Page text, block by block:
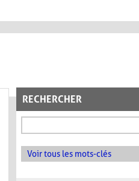
RECHERCHER
Voir tous les mots-clés